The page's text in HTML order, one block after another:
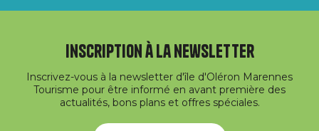
Inscription à la newsletter
Inscrivez-vous à la newsletter d'île d'Oléron Marennes
Tourisme pour être informé en avant première des
actualités, bons plans et offres spéciales.